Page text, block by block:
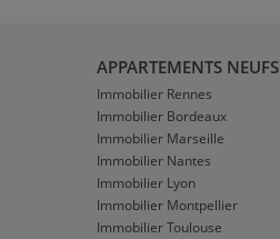
APPARTEMENTS NEUFS
Immobilier Rennes
Immobilier Bordeaux
Immobilier Marseille
Immobilier Nantes
Immobilier Lyon
Immobilier Montpellier
Immobilier Toulouse